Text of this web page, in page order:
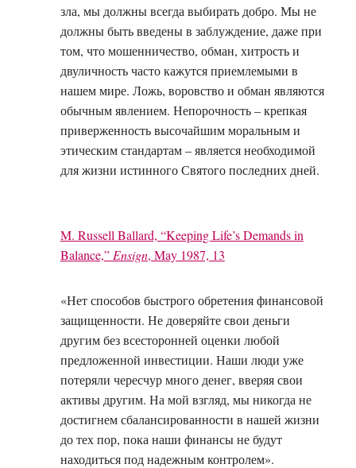
зла, мы должны всегда выбирать добро. Мы не
должны быть введены в заблуждение, даже при
том, что мошенничество, обман, хитрость и
двуличность часто кажутся приемлемыми в
нашем мире. Ложь, воровство и обман являются
обычным явлением. Непорочность – крепкая
приверженность высочайшим моральным и
этическим стандартам – является необходимой
для жизни истинного Святого последних дней.
M. Russell Ballard, “Keeping Life’s Demands in
Balance,” Ensign, May 1987, 13
«Нет способов быстрого обретения финансовой
защищенности. Не доверяйте свои деньги
другим без всесторонней оценки любой
предложенной инвестиции. Наши люди уже
потеряли чересчур много денег, вверяя свои
активы другим. На мой взгляд, мы никогда не
достигнем сбалансированности в нашей жизни
до тех пор, пока наши финансы не будут
находиться под надежным контролем».